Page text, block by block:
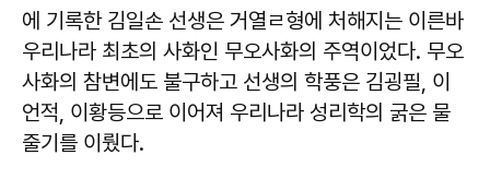
에 기록한 김일손 선생은 거열ㄹ형에 처해지는 이른바
우리나라 최초의 사화인 무오사화의 주역이었다. 무오
사화의 참변에도 불구하고 선생의 학풍은 김굉필, 이
언적, 이황등으로 이어져 우리나라 성리학의 굵은 물
줄기를 이뤘다.